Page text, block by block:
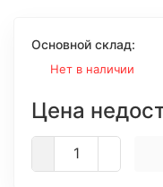
Основной склад:
Нет в наличии
Цена